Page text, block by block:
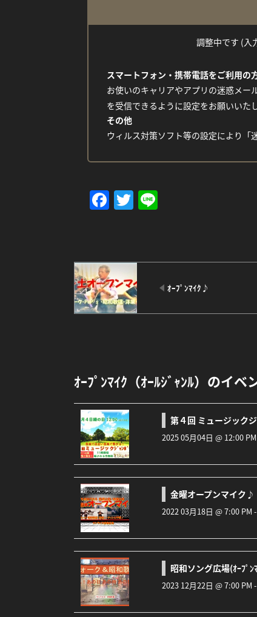
調整中です (入
スマートフォン・携帯電話をご利用の
お使いのキャリアやアプリの迷惑メー
を受信できるように設定をお願いいたし
その他
ウィルス対策ソフト等の設定により「
Facebook
Twitter
ｵｰﾌﾟﾝﾏｲｸ♪
ｵｰﾌﾟﾝﾏｲｸ（ｵｰﾙｼﾞｬﾝﾙ）のイベ
第４回 ミュージック
2025 05月04日 @ 12:00
金曜オープンマイク♪
2022 03月18日 @ 7:00 PM
昭和ソング広場(ｵｰﾌﾟﾝ
2023 12月22日 @ 7:00